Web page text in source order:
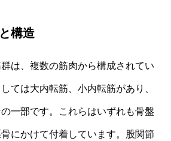
構造
は、複数の筋肉から構成されてい
ては大内転筋、小内転筋があり、
一部です。これらはいずれも骨盤
にかけて付着しています。股関節